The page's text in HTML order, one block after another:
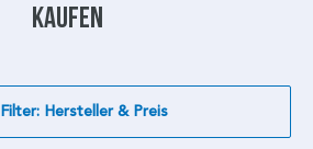
kaufen
Filter: Hersteller & Preis